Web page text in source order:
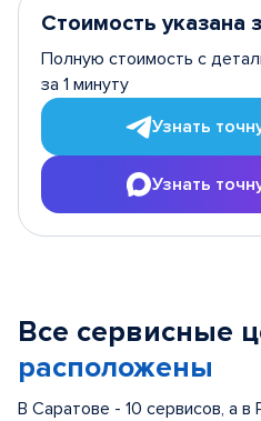
Стоимость указана
Полную стоимость с
за 1 минуту
Узнать
Узнать
Все сервисные
расположены
В Саратове - 10 сервисов, а в